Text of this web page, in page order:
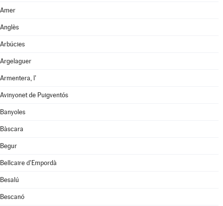
Amer
Anglès
Arbúcies
Argelaguer
Armentera, l'
Avinyonet de Puigventós
Banyoles
Bàscara
Begur
Bellcaire d'Empordà
Besalú
Bescanó